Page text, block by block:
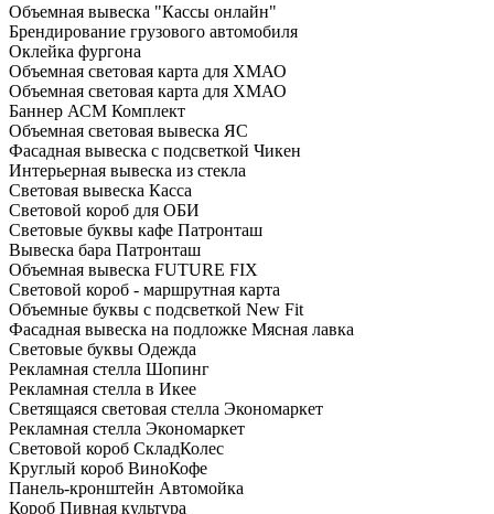
Объемная вывеска "Кассы онлайн"
Брендирование грузового автомобиля
Оклейка фургона
Объемная световая карта для ХМАО
Объемная световая карта для ХМАО
Баннер АСМ Комплект
Объемная световая вывеска ЯС
Фасадная вывеска с подсветкой Чикен
Интерьерная вывеска из стекла
Световая вывеска Касса
Световой короб для ОБИ
Световые буквы кафе Патронташ
Вывеска бара Патронташ
Объемная вывеска FUTURE FIX
Световой короб - маршрутная карта
Объемные буквы с подсветкой New Fit
Фасадная вывеска на подложке Мясная лавка
Световые буквы Одежда
Рекламная стелла Шопинг
Рекламная стелла в Икее
Светящаяся световая стелла Экономаркет
Рекламная стелла Экономаркет
Световой короб СкладКолес
Круглый короб ВиноКофе
Панель-кронштейн Автомойка
Короб Пивная культура